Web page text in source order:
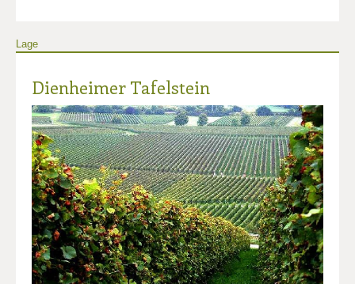
Lage
Dienheimer Tafelstein